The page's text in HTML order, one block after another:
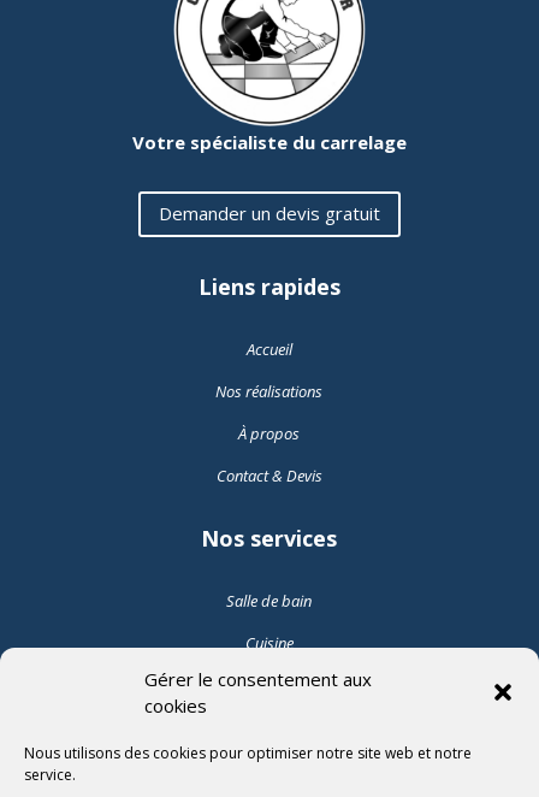
Gérer le consentement aux
cookies
Nous utilisons des cookies pour optimiser notre site web et notre
service.
Votre spécialiste du carrelage
Demander un devis gratuit
Liens rapides
Accueil
Nos réalisations
À propos
Contact & Devis
Nos services
Salle de bain
Cuisine
Pose de carrelage intérieur